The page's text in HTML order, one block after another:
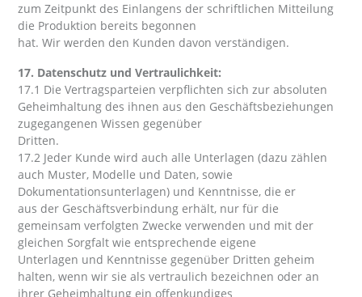
zum Zeitpunkt des Einlangens der schriftlichen Mitteilung
die Produktion bereits begonnen
hat. Wir werden den Kunden davon verständigen.
17. Datenschutz und Vertraulichkeit:
17.1 Die Vertragsparteien verpflichten sich zur absoluten
Geheimhaltung des ihnen aus den Geschäftsbeziehungen
zugegangenen Wissen gegenüber
Dritten.
17.2 Jeder Kunde wird auch alle Unterlagen (dazu zählen
auch Muster, Modelle und Daten, sowie
Dokumentationsunterlagen) und Kenntnisse, die er
aus der Geschäftsverbindung erhält, nur für die
gemeinsam verfolgten Zwecke verwenden und mit der
gleichen Sorgfalt wie entsprechende eigene
Unterlagen und Kenntnisse gegenüber Dritten geheim
halten, wenn wir sie als vertraulich bezeichnen oder an
ihrer Geheimhaltung ein offenkundiges